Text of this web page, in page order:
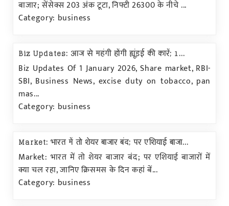
बाजार; सेंसेक्स 203 अंक टूटा, निफ्टी 26300 के नीचे ...
Category: business
Biz Updates: आज से महंगी होंगी ह्यूंडई की कारें; 1...
Biz Updates Of 1 January 2026, Share market, RBI-
SBI, Business News, excise duty on tobacco, pan
mas...
Category: business
Market: भारत में तो शेयर बाजार बंद; पर एशियाई बाजा...
Market: भारत में तो शेयर बाजार बंद; पर एशियाई बाजारों में
क्या चल रहा, जानिए क्रिसमस के दिन कहां बें...
Category: business